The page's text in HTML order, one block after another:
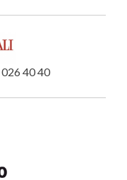
026 40 40